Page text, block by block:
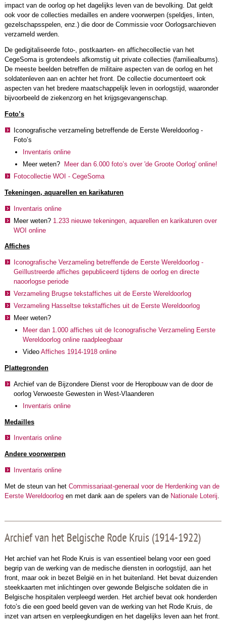
impact van de oorlog op het dagelijks leven van de bevolking. Dat geldt
ook voor de collecties medailles en andere voorwerpen (speldjes, linten,
gezelschapsspelen, enz.) die door de Commissie voor Oorlogsarchieven
verzameld werden.
De gedigitaliseerde foto-, postkaarten- en affichecollectie van het
CegeSoma is grotendeels afkomstig uit private collecties (familiealbums).
De meeste beelden betreffen de militaire aspecten van de oorlog en het
soldatenleven aan en achter het front. De collectie documenteert ook
aspecten van het bredere maatschappelijk leven in oorlogstijd, waaronder
bijvoorbeeld de ziekenzorg en het krijgsgevangenschap.
Foto’s
Iconografische verzameling betreffende de Eerste Wereldoorlog -
Foto’s
Inventaris online
Meer weten?
Meer dan 6.000 foto’s over 'de Groote Oorlog' online!
Fotocollectie WOI - CegeSoma
Tekeningen, aquarellen en karikaturen
Inventaris online
Meer weten? 1.233 nieuwe tekeningen, aquarellen en karikaturen over
WOI online
Affiches
Iconografische Verzameling betreffende de Eerste Wereldoorlog -
Geïllustreerde affiches gepubliceerd tijdens de oorlog en directe
naoorlogse periode
Verzameling Brugse tekstaffiches uit de Eerste Wereldoorlog
Verzameling Hasseltse tekstaffiches uit de Eerste Wereldoorlog
Meer weten?
Meer dan 1.000 affiches uit de Iconografische Verzameling Eerste
Wereldoorlog online raadpleegbaar
Video Affiches 1914-1918 online
Plattegronden
Archief van de Bijzondere Dienst voor de Heropbouw van de door de
oorlog Verwoeste Gewesten in West-Vlaanderen
Inventaris online
Medailles
Inventaris online
Andere voorwerpen
Inventaris online
Met de steun van het Commissariaat-generaal voor de Herdenking van de
Eerste Wereldoorlogen met dank aan de spelers van de Nationale Loterij
Archief van het Belgische Rode Kruis (1914-1922)
Het archief van het Rode Kruis is van essentieel belang voor een goed
begrip van de werking van de medische diensten in oorlogstijd, aan het
front, maar ook in bezet België en in het buitenland. Het bevat duizenden
steekkaarten met inlichtingen over gewonde Belgische soldaten die in
Belgische hospitalen verpleegd werden. Het archief bevat ook honderden
foto’s die een goed beeld geven van de werking van het Rode Kruis, de
inzet van artsen en verpleegkundigen en het dagelijks leven aan het front.